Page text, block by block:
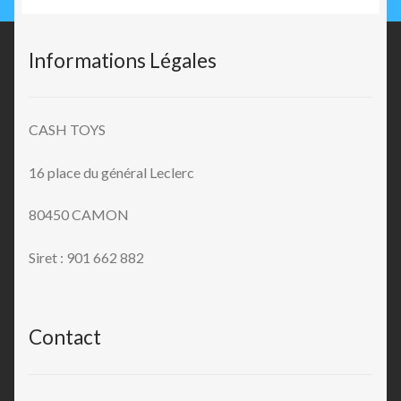
Informations Légales
CASH TOYS
16 place du général Leclerc
80450 CAMON
Siret : 901 662 882
Contact